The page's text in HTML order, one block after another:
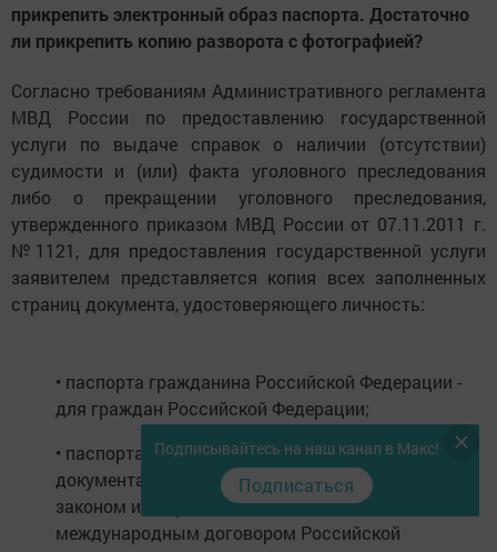
прикрепить электронный образ паспорта. Достаточно
ли прикрепить копию разворота с фотографией?
Согласно требованиям Административного регламента
МВД России по предоставлению государственной
услуги по выдаче справок о наличии (отсутствии)
судимости и (или) факта уголовного преследования
либо о прекращении уголовного преследования,
утвержденного приказом МВД России от 07.11.2011 г.
№1121, для предоставления государственной услуги
заявителем представляется копия всех заполненных
страниц документа, удостоверяющего личность:
• паспорта гражданина Российской Федерации -
для граждан Российской Федерации;
• паспорта иностранного гражданина либо иного
документа, установленного федеральным
законом или признаваемого в соответствии с
международным договором Российской
Подписывайтесь на наш канал в Макс!
Подписаться